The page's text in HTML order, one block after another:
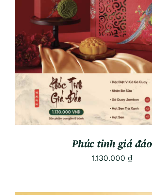
ADD TO CART
/
DETAILS
Phúc tinh giá đáo
1.130.000 ₫